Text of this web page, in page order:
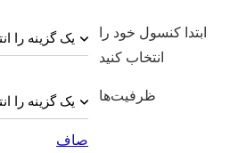
ابتدا کنسول خود را
انتخاب کنید
ظرفیت‌ها
صاف